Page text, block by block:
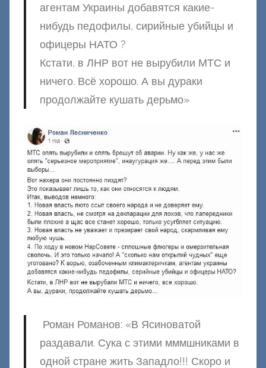
агентам Украины добавятся какие-
нибудь педофилы, сирийные убийцы и
офицеры НАТО ?
Кстати, в ЛНР вот не вырубили МТС и
ничего. Всё хорошо. А вы дураки
продолжайте кушать дерьмо»
Роман Романов: «В Ясиноватой
раздавали. Сука с этими мммшниками в
одной стране жить Западло!!! Скоро и